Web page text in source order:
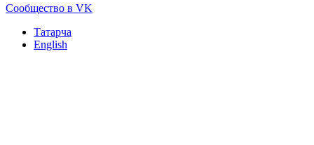
Сообщество в VK
Татарча
English